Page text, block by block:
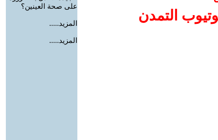
التمدن
على صحة العينين؟
المزيد.....
المزيد.....